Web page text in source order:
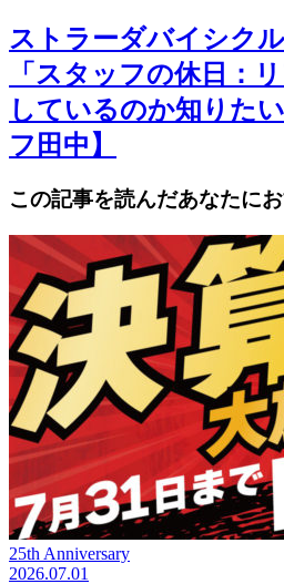
ストラーダバイシクル
「スタッフの休日：
しているのか知りた
フ田中】
この記事を読んだあなたに
25th Anniversary
2026.07.01